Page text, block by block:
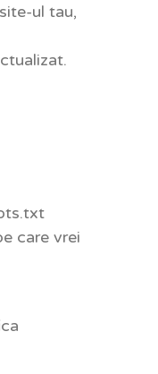
ul tau,
care vrei